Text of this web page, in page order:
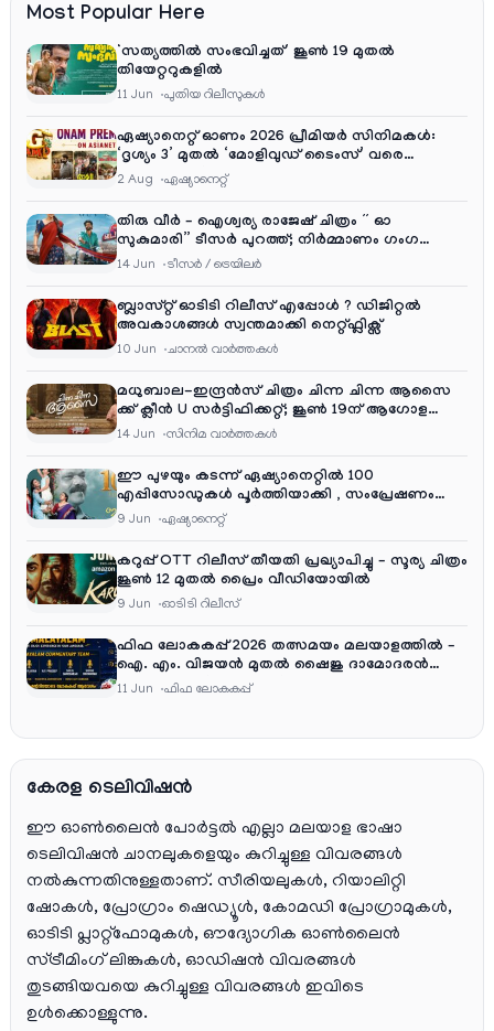
Most Popular Here
‘സത്യത്തിൽ സംഭവിച്ചത്’ ജൂൺ 19 മുതൽ
തിയേറ്ററുകളിൽ
11 Jun പുതിയ റിലീസുകള്‍
ഏഷ്യാനെറ്റ് ഓണം 2026 പ്രീമിയർ സിനിമകൾ:
‘ദൃശ്യം 3’ മുതൽ ‘മോളിവുഡ് ടൈംസ്’ വരെ
ആഘോഷ വിരുന്ന്
2 Aug ഏഷ്യാനെറ്റ്‌
തിരു വീർ – ഐശ്വര്യ രാജേഷ് ചിത്രം ” ഓ
സുകുമാരി” ടീസർ പുറത്ത്; നിർമ്മാണം ഗംഗ
എന്റർടൈൻമെന്റ്‌സ്
14 Jun ടീസര്‍ / ട്രെയിലര്‍
ബ്ലാസ്റ്റ് ഓടിടി റിലീസ് എപ്പോൾ ? ഡിജിറ്റൽ
അവകാശങ്ങൾ സ്വന്തമാക്കി നെറ്റ്ഫ്ലിക്സ്
10 Jun ചാനല്‍ വാര്‍ത്തകള്‍
മധുബാല-ഇന്ദ്രൻസ് ചിത്രം ചിന്ന ചിന്ന ആസൈ
ക്ക് ക്ലീൻ U സർട്ടിഫിക്കറ്റ്; ജൂൺ 19ന് ആഗോള
റിലീസ്
14 Jun സിനിമ വാര്‍ത്തകള്‍
ഈ പുഴയും കടന്ന് ഏഷ്യാനെറ്റിൽ 100
എപ്പിസോഡുകൾ പൂർത്തിയാക്കി , സംപ്രേഷണം
തിങ്കൾ മുതൽ വെള്ളി വരെ രാത്രി 9:30 ന്
9 Jun ഏഷ്യാനെറ്റ്‌
കറുപ്പ് OTT റിലീസ് തീയതി പ്രഖ്യാപിച്ചു – സൂര്യ ചിത്രം
ജൂൺ 12 മുതൽ പ്രൈം വീഡിയോയിൽ
9 Jun ഓടിടി റിലീസ്
ഫിഫ ലോകകപ്പ് 2026 തത്സമയം മലയാളത്തിൽ –
ഐ. എം. വിജയൻ മുതൽ ഷൈജു ദാമോദരൻ
വരെ കമന്ററി സംഘത്തിൽ
11 Jun ഫിഫ ലോകകപ്പ്
കേരള ടെലിവിഷൻ
ഈ ഓൺലൈൻ പോർട്ടൽ എല്ലാ മലയാള ഭാഷാ
ടെലിവിഷൻ ചാനലുകളെയും കുറിച്ചുള്ള വിവരങ്ങൾ
നൽകുന്നതിനുള്ളതാണ്. സീരിയലുകൾ, റിയാലിറ്റി
ഷോകൾ, പ്രോഗ്രാം ഷെഡ്യൂൾ, കോമഡി പ്രോഗ്രാമുകൾ,
ഓടിടി പ്ലാറ്റ്‌ഫോമുകൾ, ഔദ്യോഗിക ഓൺലൈൻ
സ്ട്രീമിംഗ് ലിങ്കുകൾ, ഓഡിഷൻ വിവരങ്ങൾ
തുടങ്ങിയവയെ കുറിച്ചുള്ള വിവരങ്ങൾ ഇവിടെ
ഉൾക്കൊള്ളുന്നു.